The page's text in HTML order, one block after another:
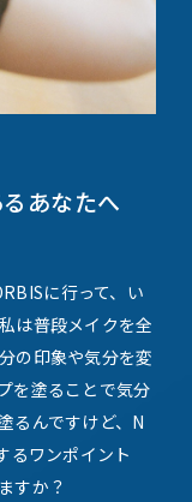
あなたへ
に行って、い
は普段メイクを全
の印象や気分を変
を塗ることで気分
るんですけど、N
るワンポイント
すか？